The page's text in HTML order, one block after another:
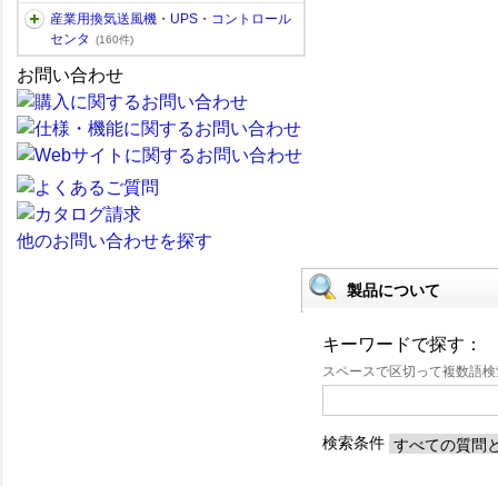
産業用換気送風機・UPS・コントロール
センタ
(160件)
お問い合わせ
他のお問い合わせを探す
製品について
キーワードで探す：
スペースで区切って複数語
検索条件